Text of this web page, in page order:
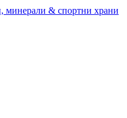
минерали & спортни храни